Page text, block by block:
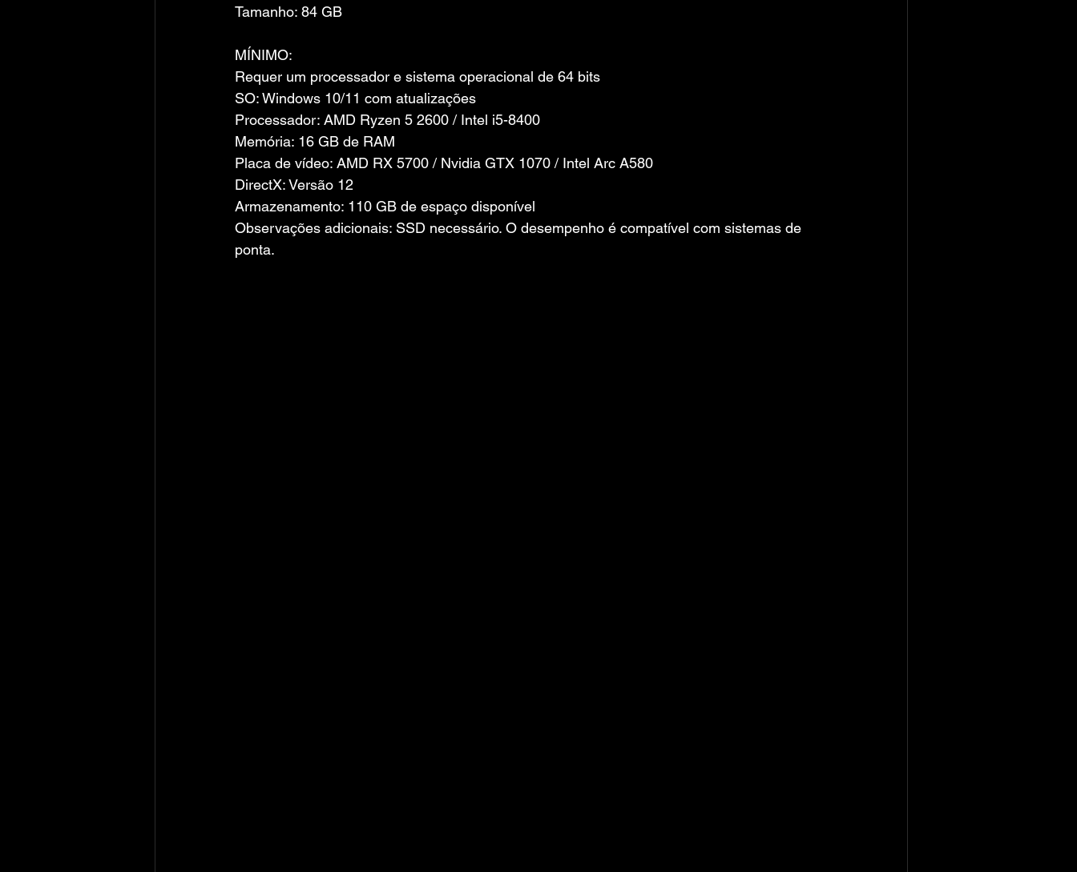
Tamanho: 84 GB
MÍNIMO:
Requer um processador e sistema operacional de 64 bits
SO: Windows 10/11 com atualizações
Processador: AMD Ryzen 5 2600 / Intel i5-8400
Memória: 16 GB de RAM
Placa de vídeo: AMD RX 5700 / Nvidia GTX 1070 / Intel Arc A580
DirectX: Versão 12
Armazenamento: 110 GB de espaço disponível
Observações adicionais: SSD necessário. O desempenho é compatível com sistemas de
ponta.